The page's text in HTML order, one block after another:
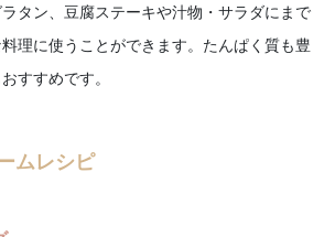
タン、豆腐ステーキや汁物・サラダにまで
理に使うことができます。たんぱく質も豊
すすめです。
ムレシピ